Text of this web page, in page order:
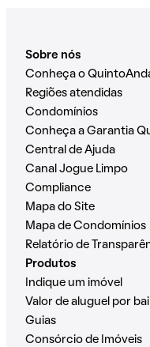
Sobre nós
Conheça o
Regiões atendidas
Condomínios
Conheça a Garantia
Central de Ajuda
Canal Jogue Limpo
Compliance
Mapa do Site
Mapa de Condomínios
Relatório de
Produtos
Indique um imóvel
Valor de aluguel por
Guias
Consórcio de Imóveis